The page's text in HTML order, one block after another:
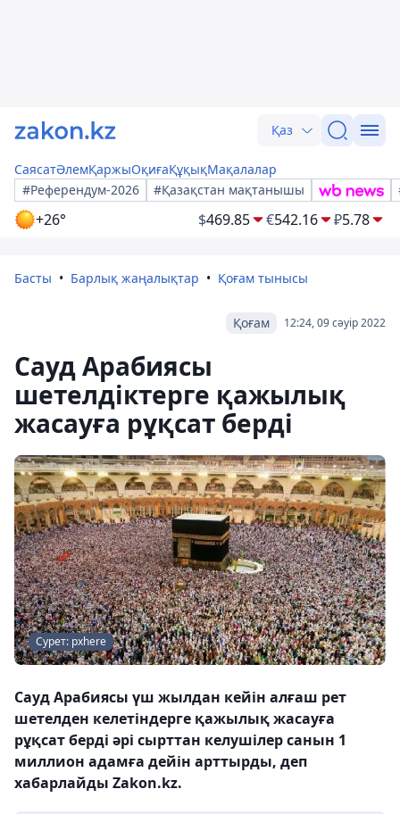
Қаз
СаясатӘлемҚаржыОқиғаҚұқықМақалалар
#Референдум-2026
#Қазақстан мақтанышы
+26° $469.85 €542.16 ₽5.78
Басты Барлық жаңалықтар Қоғам тынысы
12:24, 09 сәуір 2022
Қоғам
Сауд Арабиясы
шетелдіктерге қажылық
жасауға рұқсат берді
Сурет: pxhere
Сауд Арабиясы үш жылдан кейін алғаш рет
шетелден келетіндерге қажылық жасауға
рұқсат берді әрі сырттан келушілер санын 1
миллион адамға дейін арттырды, деп
хабарлайды Zakon.kz.